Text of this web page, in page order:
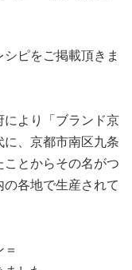
ピをご掲載頂きま
により「ブランド京
、京都市南区九条
とからその名がつ
各地で生産されて